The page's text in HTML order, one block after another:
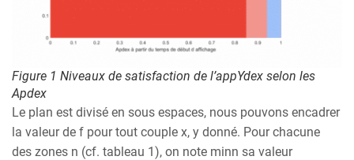
Figure 1 Niveaux de satisfaction de l’appYdex selon les
Apdex
Le plan est divisé en sous espaces, nous pouvons encadrer
la valeur de f pour tout couple x, y donné. Pour chacune
des zones n (cf. tableau 1), on note minn sa valeur